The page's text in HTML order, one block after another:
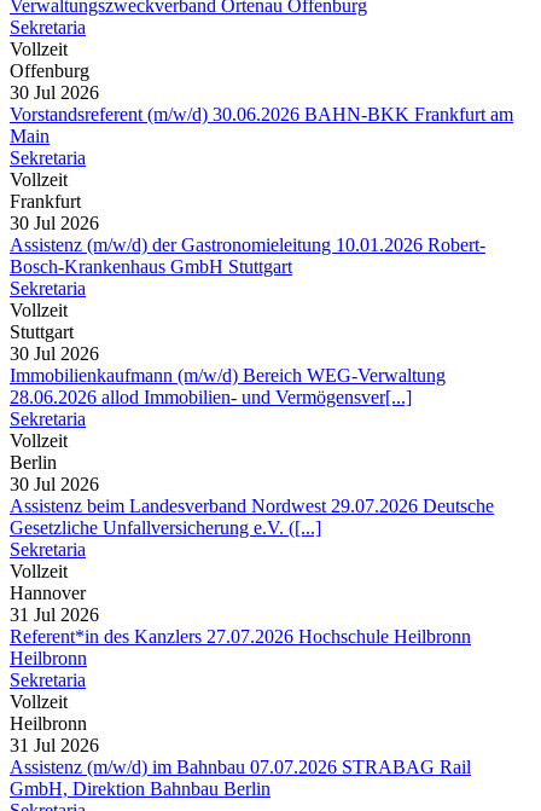
Verwaltungszweckverband Ortenau Offenburg
Sekretaria
Vollzeit
Offenburg
30 Jul 2026
Vorstandsreferent (m/w/d) 30.06.2026 BAHN-BKK Frankfurt am
Main
Sekretaria
Vollzeit
Frankfurt
30 Jul 2026
Assistenz (m/w/d) der Gastronomieleitung 10.01.2026 Robert-
Bosch-Krankenhaus GmbH Stuttgart
Sekretaria
Vollzeit
Stuttgart
30 Jul 2026
Immobilienkaufmann (m/w/d) Bereich WEG-Verwaltung
28.06.2026 allod Immobilien- und Vermögensver[...]
Sekretaria
Vollzeit
Berlin
30 Jul 2026
Assistenz beim Landesverband Nordwest 29.07.2026 Deutsche
Gesetzliche Unfallversicherung e.V. ([...]
Sekretaria
Vollzeit
Hannover
31 Jul 2026
Referent*in des Kanzlers 27.07.2026 Hochschule Heilbronn
Heilbronn
Sekretaria
Vollzeit
Heilbronn
31 Jul 2026
Assistenz (m/w/d) im Bahnbau 07.07.2026 STRABAG Rail
GmbH, Direktion Bahnbau Berlin